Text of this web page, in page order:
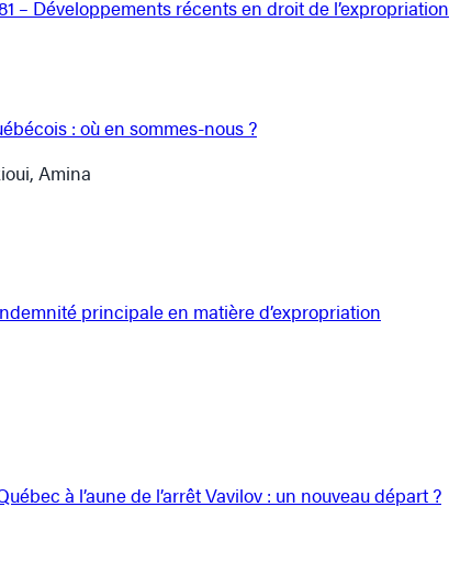
– Développements récents en droit de l’expropriation
: où en sommes-nous ?
Amina
principale en matière d’expropriation
à l’aune de l’arrêt Vavilov : un nouveau départ ?